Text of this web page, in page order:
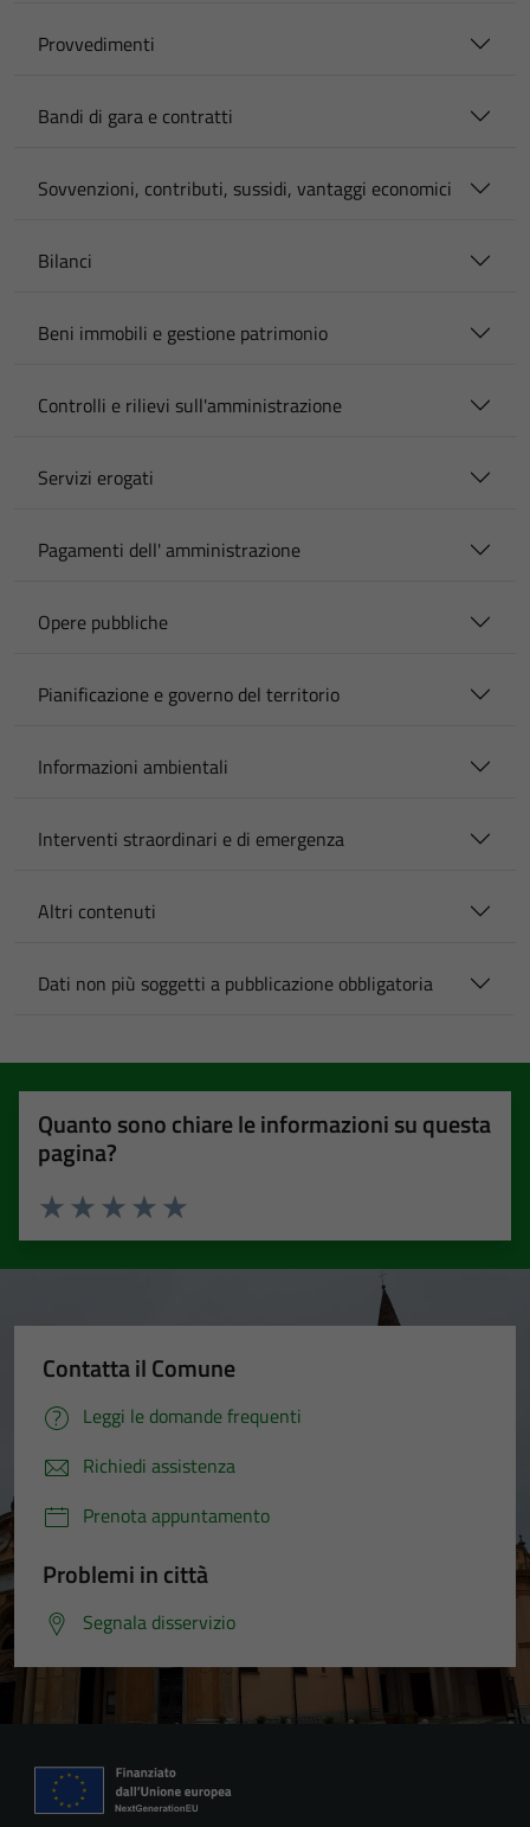
Provvedimenti
Bandi di gara e contratti
Sovvenzioni, contributi, sussidi, vantaggi economici
Bilanci
Beni immobili e gestione patrimonio
Controlli e rilievi sull'amministrazione
Servizi erogati
Pagamenti dell' amministrazione
Opere pubbliche
Pianificazione e governo del territorio
Informazioni ambientali
Interventi straordinari e di emergenza
Altri contenuti
Dati non più soggetti a pubblicazione obbligatoria
Quanto sono chiare le informazioni su questa
pagina?
Valuta 5 stelle su 5
Valuta 4 stelle su 5
Valuta 3 stelle su 5
Valuta 2 stelle su 5
Valuta 1 stelle su 5
Contatta il Comune
Leggi le domande frequenti
Richiedi assistenza
Prenota appuntamento
Problemi in città
Segnala disservizio